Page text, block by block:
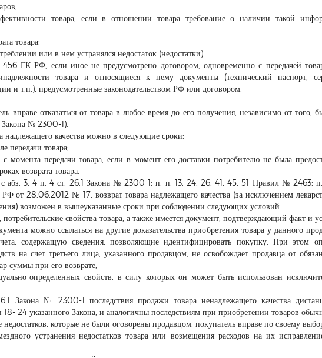
товара, если в отношении товара требование о наличии такой
товара;
или в нем устранялся недостаток (недостатки).
ГК РФ, если иное не предусмотрено договором, одновременно с передачей
товара и относящиеся к нему документы (технический паспорт,
и т.п.), предусмотренные законодательством РФ или договором.
вправе отказаться от товара в любое время до его получения, независимо от того,
Закона № 2300-1).
надлежащего качества можно в следующие сроки:
передачи товара;
момента передачи товара, если в момент его доставки потребителю не была
возврата товара.
с абз. 3, 4 п. 4 ст. 26.1 Закона № 2300-1; п. п. 13, 24, 26, 41, 45, 51 Правил № 2463;
от 28.06.2012 № 17, возврат товара надлежащего качества (за исключением
возможен в вышеуказанные сроки при соблюдении следующих условий:
свойства товара, а также имеется документ, подтверждающий факт и
можно ссылаться на другие доказательства приобретения товара у данного
содержащую сведения, позволяющие идентифицировать покупку. При этом
на счет третьего лица, указанного продавцом, не освобождает продавца от
суммы при его возврате;
определенных свойств, в силу которых он может быть использован
Закона № 2300-1 последствия продажи товара ненадлежащего качества
24 указанного Закона, и аналогичны последствиям при приобретении товаров
которые не были оговорены продавцом, покупатель вправе по своему
устранения недостатков товара или возмещения расходов на их